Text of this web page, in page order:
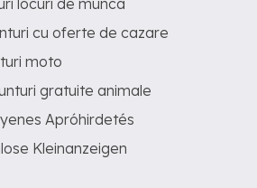
locuri de munca
cu oferte de cazare
moto
gratuite animale
Apróhirdetés
Kleinanzeigen